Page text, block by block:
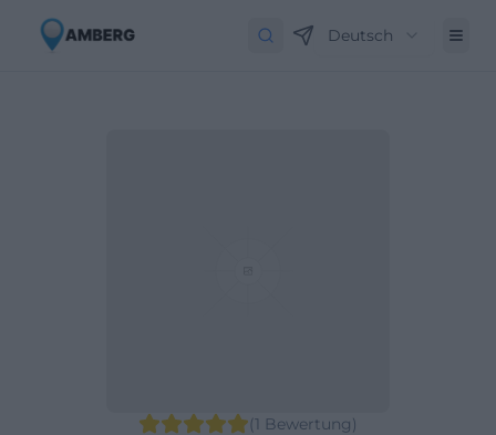
Deutsch
(1 Bewertung)